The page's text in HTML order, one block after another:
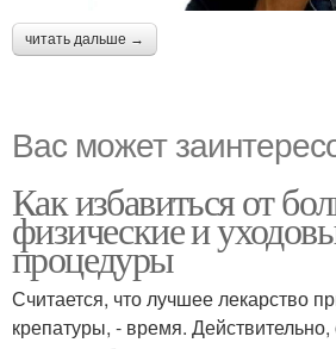
читать дальше →
Вас может
Как избавиться от
физические и
процедуры
Считается, что лучшее лекарство
крепатуры, - время.